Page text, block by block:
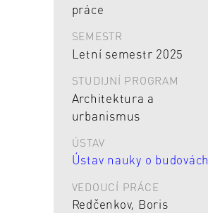
práce
SEMESTR
Letní semestr 2025
STUDIJNÍ PROGRAM
Architektura a
urbanismus
ÚSTAV
Ústav nauky o budovách
VEDOUCÍ PRÁCE
Redčenkov, Boris